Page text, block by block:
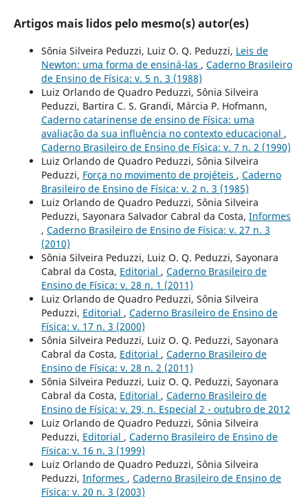
Artigos mais lidos pelo mesmo(s) autor(es)
Sônia Silveira Peduzzi, Luiz O. Q. Peduzzi, Leis de
Newton: uma forma de ensiná-las , Caderno Brasileiro
de Ensino de Física: v. 5 n. 3 (1988)
Luiz Orlando de Quadro Peduzzi, Sônia Silveira
Peduzzi, Bartira C. S. Grandi, Márcia P. Hofmann,
Caderno catarinense de ensino de Física: uma
avaliação da sua influência no contexto educacional ,
Caderno Brasileiro de Ensino de Física: v. 7 n. 2 (1990)
Luiz Orlando de Quadro Peduzzi, Sônia Silveira
Peduzzi, Força no movimento de projéteis , Caderno
Brasileiro de Ensino de Física: v. 2 n. 3 (1985)
Luiz Orlando de Quadro Peduzzi, Sônia Silveira
Peduzzi, Sayonara Salvador Cabral da Costa, Informes
, Caderno Brasileiro de Ensino de Física: v. 27 n. 3
(2010)
Sônia Silveira Peduzzi, Luiz O. Q. Peduzzi, Sayonara
Cabral da Costa, Editorial , Caderno Brasileiro de
Ensino de Física: v. 28 n. 1 (2011)
Luiz Orlando de Quadro Peduzzi, Sônia Silveira
Peduzzi, Editorial , Caderno Brasileiro de Ensino de
Física: v. 17 n. 3 (2000)
Sônia Silveira Peduzzi, Luiz O. Q. Peduzzi, Sayonara
Cabral da Costa, Editorial , Caderno Brasileiro de
Ensino de Física: v. 28 n. 2 (2011)
Sônia Silveira Peduzzi, Luiz O. Q. Peduzzi, Sayonara
Cabral da Costa, Editorial , Caderno Brasileiro de
Ensino de Física: v. 29, n. Especial 2 - outubro de 2012
Luiz Orlando de Quadro Peduzzi, Sônia Silveira
Peduzzi, Editorial , Caderno Brasileiro de Ensino de
Física: v. 16 n. 3 (1999)
Luiz Orlando de Quadro Peduzzi, Sônia Silveira
Peduzzi, Informes , Caderno Brasileiro de Ensino de
Física: v. 20 n. 3 (2003)